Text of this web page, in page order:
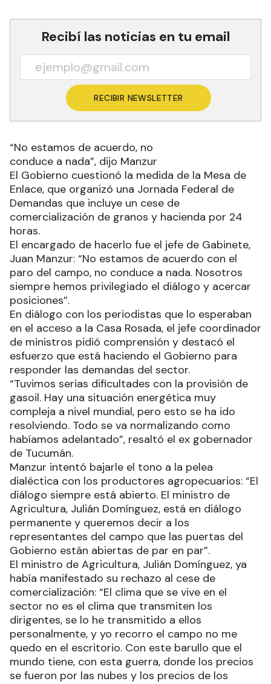
Recibí las noticias en tu email
RECIBIR NEWSLETTER
“No estamos de acuerdo, no
conduce a nada”, dijo Manzur
El Gobierno cuestionó la medida de la Mesa de
Enlace, que organizó una Jornada Federal de
Demandas que incluye un cese de
comercialización de granos y hacienda por 24
horas.
El encargado de hacerlo fue el jefe de Gabinete,
Juan Manzur: “No estamos de acuerdo con el
paro del campo, no conduce a nada. Nosotros
siempre hemos privilegiado el diálogo y acercar
posiciones”.
En diálogo con los periodistas que lo esperaban
en el acceso a la Casa Rosada, el jefe coordinador
de ministros pidió comprensión y destacó el
esfuerzo que está haciendo el Gobierno para
responder las demandas del sector.
“Tuvimos serias dificultades con la provisión de
gasoil. Hay una situación energética muy
compleja a nivel mundial, pero esto se ha ido
resolviendo. Todo se va normalizando como
habíamos adelantado”, resaltó el ex gobernador
de Tucumán.
Manzur intentó bajarle el tono a la pelea
dialéctica con los productores agropecuarios: “El
diálogo siempre está abierto. El ministro de
Agricultura, Julián Domínguez, está en diálogo
permanente y queremos decir a los
representantes del campo que las puertas del
Gobierno están abiertas de par en par”.
El ministro de Agricultura, Julián Domínguez, ya
había manifestado su rechazo al cese de
comercialización: “El clima que se vive en el
sector no es el clima que transmiten los
dirigentes, se lo he transmitido a ellos
personalmente, y yo recorro el campo no me
quedo en el escritorio. Con este barullo que el
mundo tiene, con esta guerra, donde los precios
se fueron por las nubes y los precios de los